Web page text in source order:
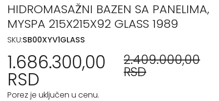
HIDROMASAŽNI BAZEN SA PANELIMA,
MYSPA 215X215X92 GLASS 1989
SKU:SB00XYV1GLASS
1.686.300,00
RSD
2.409.000,00
RSD
Porez je uključen u cenu.